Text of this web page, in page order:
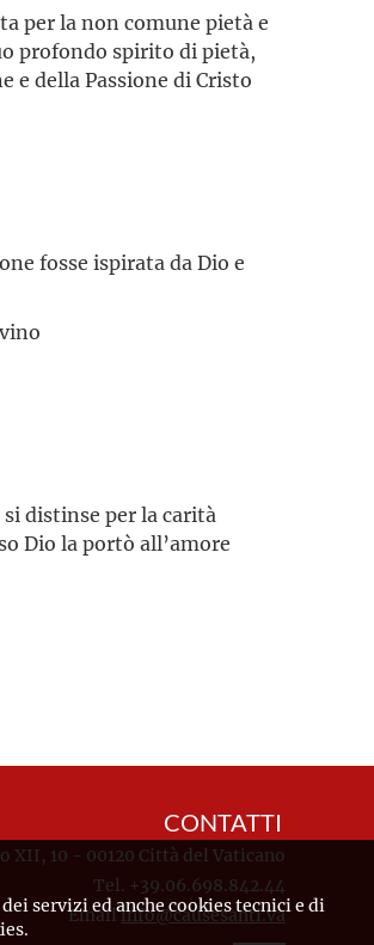
per la non comune pietà e
profondo spirito di pietà,
e della Passione di Cristo
fosse ispirata da Dio e
distinse per la carità
Dio la portò all’amore
CONTATTI
XII, 10 - 00120 Città del Vaticano
Tel. +39.06.698.842.44
Emailinfo@causesanti.va
servizi ed anche cookies tecnici e di